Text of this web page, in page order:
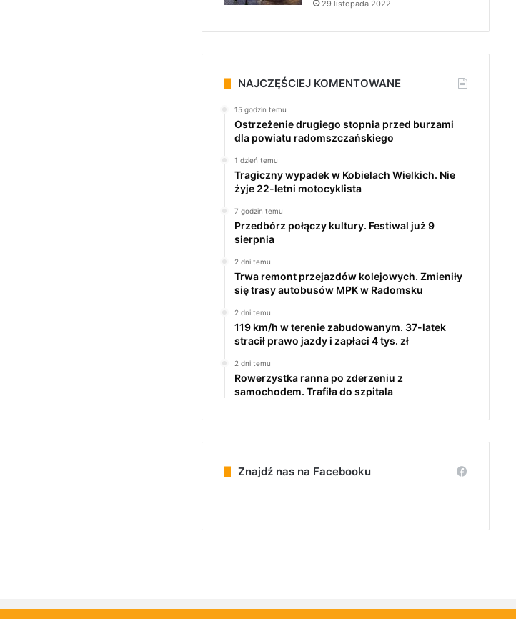
29 listopada 2022
NAJCZĘŚCIEJ KOMENTOWANE
15 godzin temu
Ostrzeżenie drugiego stopnia przed burzami
dla powiatu radomszczańskiego
1 dzień temu
Tragiczny wypadek w Kobielach Wielkich. Nie
żyje 22-letni motocyklista
7 godzin temu
Przedbórz połączy kultury. Festiwal już 9
sierpnia
2 dni temu
Trwa remont przejazdów kolejowych. Zmieniły
się trasy autobusów MPK w Radomsku
2 dni temu
119 km/h w terenie zabudowanym. 37-latek
stracił prawo jazdy i zapłaci 4 tys. zł
2 dni temu
Rowerzystka ranna po zderzeniu z
samochodem. Trafiła do szpitala
Znajdź nas na Facebooku